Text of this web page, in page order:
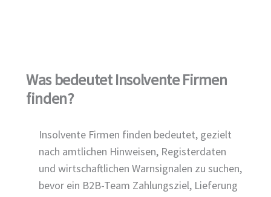
Was bedeutet Insolvente Firmen
finden?
Insolvente Firmen finden bedeutet, gezielt
nach amtlichen Hinweisen, Registerdaten
und wirtschaftlichen Warnsignalen zu suchen,
bevor ein B2B-Team Zahlungsziel, Lieferung